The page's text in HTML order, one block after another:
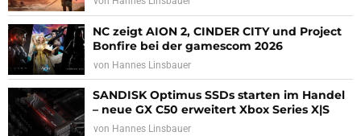
NC zeigt AION 2, CINDER CITY und Project
Bonfire bei der gamescom 2026
von Hannes Linsbauer
SANDISK Optimus SSDs starten im Handel
– neue GX C50 erweitert Xbox Series X|S
von Hannes Linsbauer